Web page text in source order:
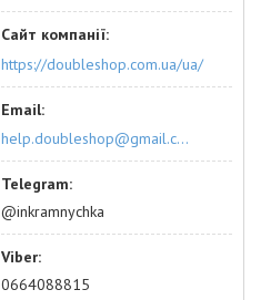
https://doubleshop.com.ua/ua/
help.doubleshop@gmail.com
@inkramnychka
0664088815